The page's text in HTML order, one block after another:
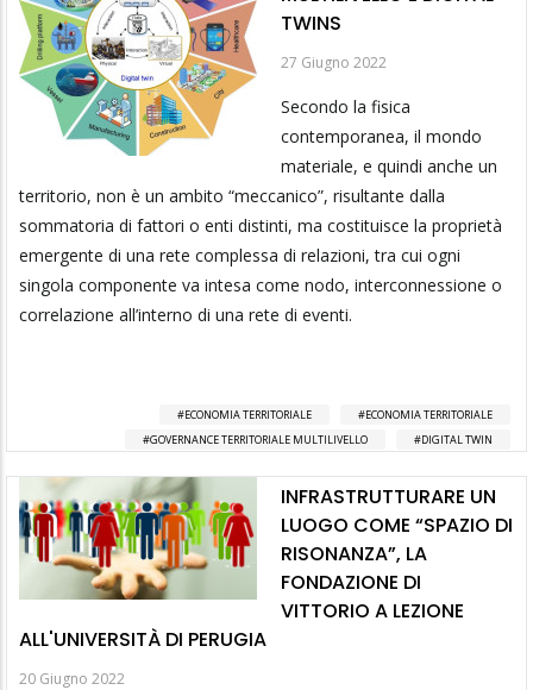
TWINS
27 Giugno 2022
Secondo la fisica
contemporanea, il mondo
materiale, e quindi anche un
territorio, non è un ambito “meccanico”, risultante dalla
sommatoria di fattori o enti distinti, ma costituisce la proprietà
emergente di una rete complessa di relazioni, tra cui ogni
singola componente va intesa come nodo, interconnessione o
correlazione all’interno di una rete di eventi.
ECONOMIA TERRITORIALE
ECONOMIA TERRITORIALE
GOVERNANCE TERRITORIALE MULTILIVELLO
DIGITAL TWIN
INFRASTRUTTURARE UN
LUOGO COME “SPAZIO DI
RISONANZA”, LA
FONDAZIONE DI
VITTORIO A LEZIONE
ALL'UNIVERSITÀ DI PERUGIA
20 Giugno 2022